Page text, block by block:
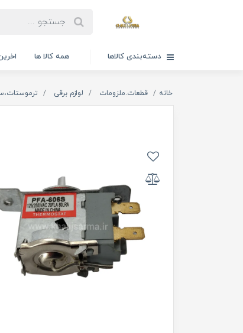
دسته‌بندی کالاها همه کالا ها
خانه قطعات.ملزومات لوازم برقی